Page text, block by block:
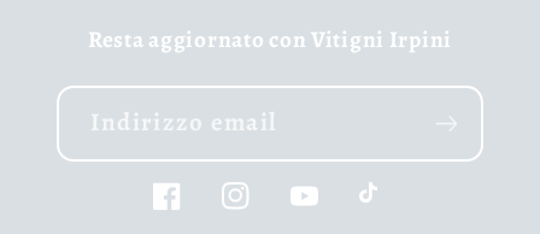
Resta aggiornato con Vitigni Irpini
Indirizzo email
FacebookInstagramYouTubeTikTok